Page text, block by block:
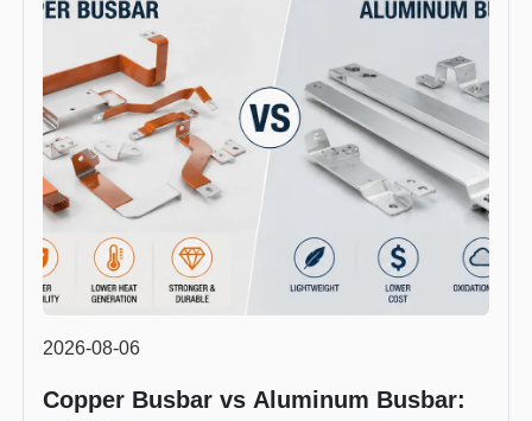
2026-08-06
Copper Busbar vs Aluminum Busbar: